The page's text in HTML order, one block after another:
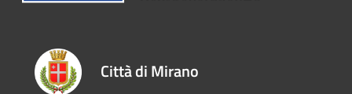
Città di Mirano